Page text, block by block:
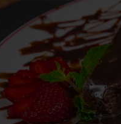
nie
Zadbaj
o jakość
tego